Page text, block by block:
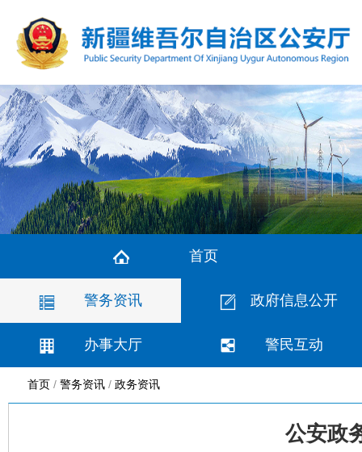
首页
警务资讯 政府信息公开
办事大厅 警民互动
首页 / 警务资讯 / 政务资讯
公安政